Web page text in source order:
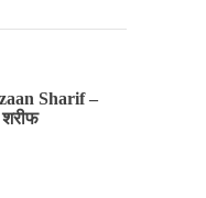
Sharif –